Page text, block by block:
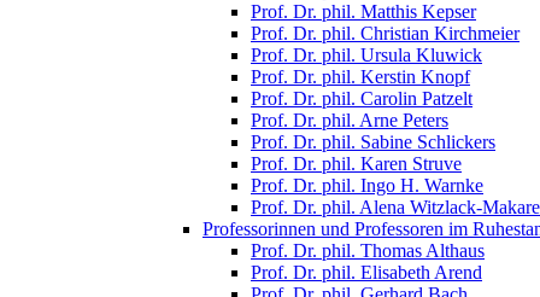
Prof. Dr. phil. Matthis Kepser
Prof. Dr. phil. Christian Kirchmeier
Prof. Dr. phil. Ursula Kluwick
Prof. Dr. phil. Kerstin Knopf
Prof. Dr. phil. Carolin Patzelt
Prof. Dr. phil. Arne Peters
Prof. Dr. phil. Sabine Schlickers
Prof. Dr. phil. Karen Struve
Prof. Dr. phil. Ingo H. Warnke
Prof. Dr. phil. Alena Witzlack-
Professorinnen und Professoren im
Prof. Dr. phil. Thomas Althaus
Prof. Dr. phil. Elisabeth Arend